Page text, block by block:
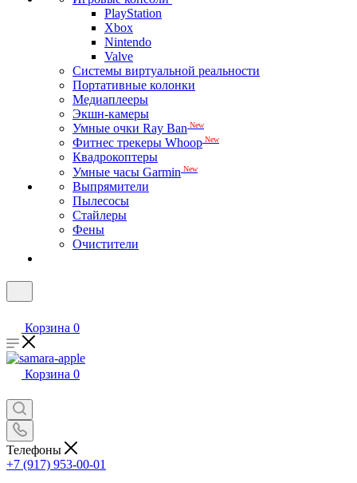
PlayStation
Xbox
Nintendo
Valve
Системы виртуальной реальности
Портативные колонки
Медиаплееры
Экшн-камеры
Умные очки Ray Ban New
Фитнес трекеры Whoop New
Квадрокоптеры
Умные часы Garmin New
Выпрямители
Пылесосы
Стайлеры
Фены
Очистители
Корзина 0
Корзина 0
Телефоны
+7 (917) 953-00-01